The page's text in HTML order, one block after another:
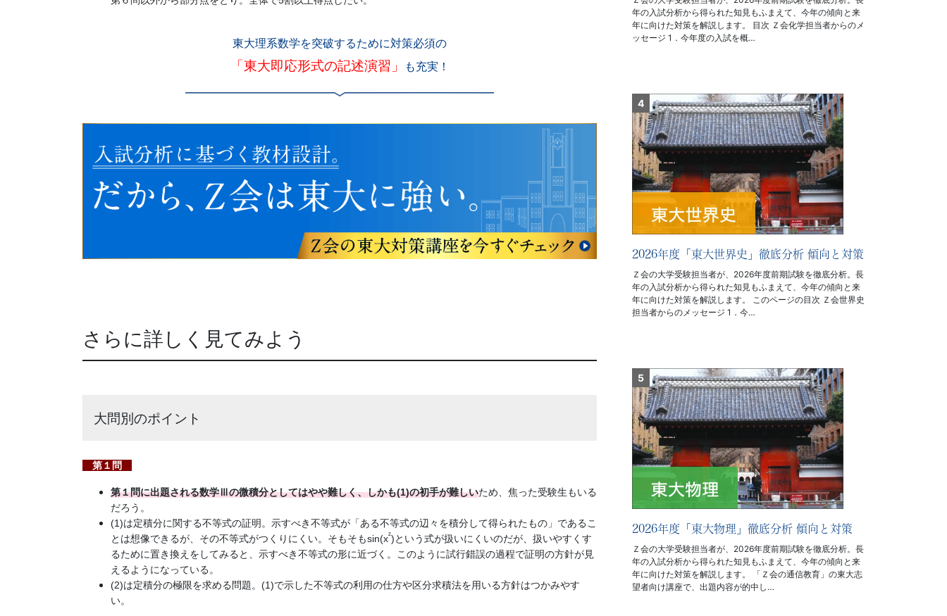
東大理系数学を突破するために対策必須の
「東大即応形式の記述演習」 も充実！
さらに詳しく見てみよう
大問別のポイント
第１問
第１問に出題される数学Ⅲの微積分としてはやや難しく、しかも(1)の初手が難しいため、焦った受験生もいる
だろう。
(1)は定積分に関する不等式の証明。示すべき不等式が「ある不等式の辺々を積分して得られたもの」であるこ
とは想像できるが、その不等式がつくりにくい。そもそもsin(x²)という式が扱いにくいのだが、扱いやすくす
るために置き換えをしてみると、示すべき不等式の形に近づく。このように試行錯誤の過程で証明の方針が見
えるようになっている。
(2)は定積分の極限を求める問題。(1)で示した不等式の利用の仕方や区分求積法を用いる方針はつかみやす
い。
年の入試分析から得られた知見もふまえて、今年の傾向と来
年に向けた対策を解説します。 目次 Ｚ会化学担当者からのメ
ッセージ 1．今年度の入試を概…
2026年度「東大世界史」徹底分析 傾向と対策
Ｚ会の大学受験担当者が、2026年度前期試験を徹底分析。長
年の入試分析から得られた知見もふまえて、今年の傾向と来
年に向けた対策を解説します。 このページの目次 Ｚ会世界史
担当者からのメッセージ 1．今…
2026年度「東大物理」徹底分析 傾向と対策
Ｚ会の大学受験担当者が、2026年度前期試験を徹底分析。長
年の入試分析から得られた知見もふまえて、今年の傾向と来
年に向けた対策を解説します。 「Ｚ会の通信教育」の東大志
望者向け講座で、出題内容が的中し…